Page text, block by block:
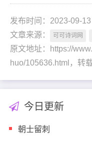
发布时间：2023-09-13
文章来源：
可可诗词网
原文地址：https://
huo/105636.html，转
今日更新
朝士留刺